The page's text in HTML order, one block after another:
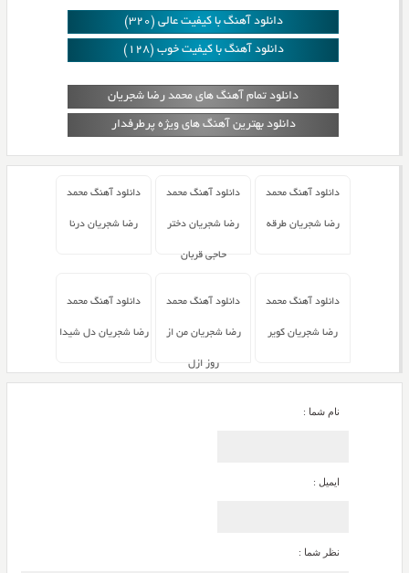
دانلود آهنگ با کیفیت عالی (320)
دانلود آهنگ با کیفیت خوب (128)
دانلود تمام آهنگ های محمد رضا شجریان
دانلود بهترین آهنگ های ویژه پرطرفدار
دانلود آهنگ محمد
رضا شجریان طرقه
دانلود آهنگ محمد
رضا شجریان دختر
حاجی قربان
دانلود آهنگ محمد
رضا شجریان درنا
دانلود آهنگ محمد
رضا شجریان کویر
دانلود آهنگ محمد
رضا شجریان من از
روز ازل
دانلود آهنگ محمد
رضا شجریان دل شیدا
نام شما :
ایمیل :
نظر شما :